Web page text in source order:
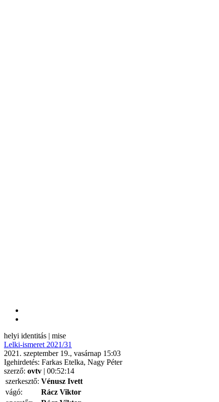
helyi identitás | mise
Lelki-ismeret 2021/31
2021. szeptember 19., vasárnap 15:03
Igehirdetés: Farkas Etelka, Nagy Péter
szerző: ovtv | 00:52:14
szerkesztő: Vénusz Ivett
vágó:
Rácz Viktor